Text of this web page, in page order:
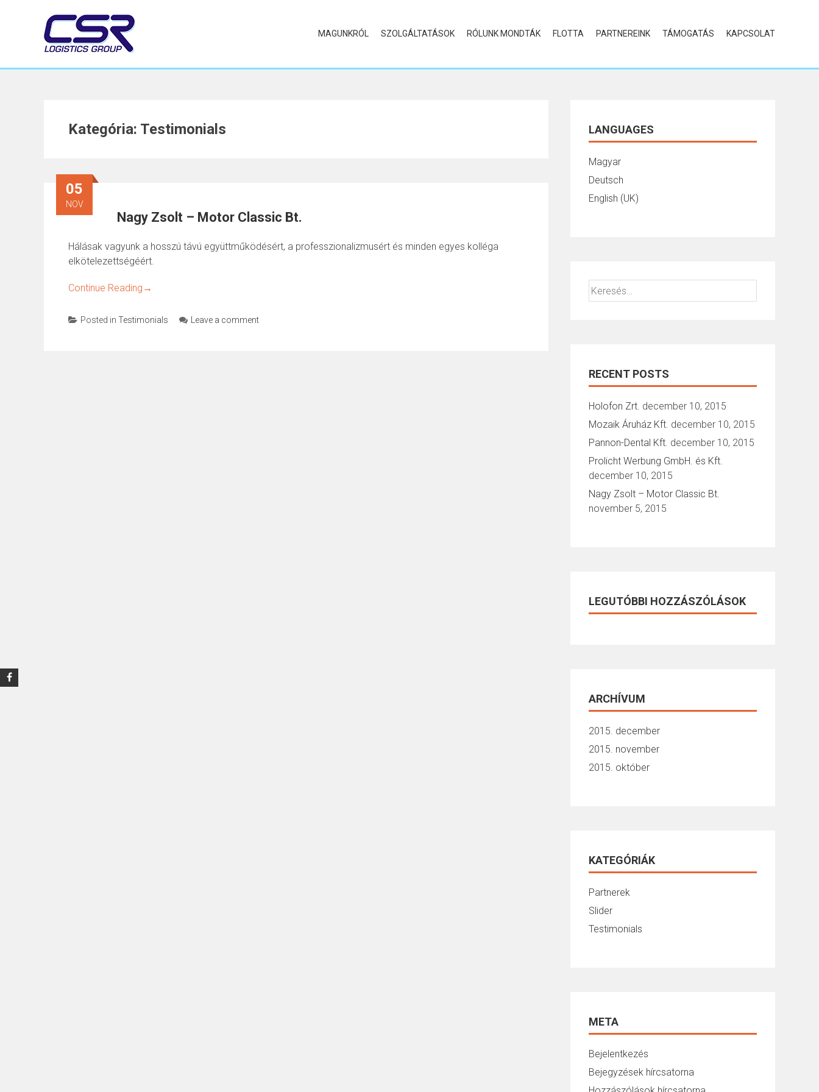
MAGUNKRÓL SZOLGÁLTATÁSOK RÓLUNK MONDTÁK FLOTTA PARTNEREINK TÁMOGATÁS KAPCSOLAT
Kategória: Testimonials
05
NOV
Nagy Zsolt – Motor Classic Bt.
Hálásak vagyunk a hosszú távú együttműködésért, a professzionalizmusért és minden egyes kolléga
elkötelezettségéért.
Continue Reading →
Posted in Testimonials Leave a comment
LANGUAGES
Magyar
Deutsch
English (UK)
Keresés:
RECENT POSTS
Holofon Zrt. december 10, 2015
Mozaik Áruház Kft. december 10, 2015
Pannon-Dental Kft. december 10, 2015
Prolicht Werbung GmbH. és Kft.
december 10, 2015
Nagy Zsolt – Motor Classic Bt.
november 5, 2015
LEGUTÓBBI HOZZÁSZÓLÁSOK
ARCHÍVUM
2015. december
2015. november
2015. október
KATEGÓRIÁK
Partnerek
Slider
Testimonials
META
Bejelentkezés
Bejegyzések hírcsatorna